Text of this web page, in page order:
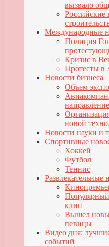
вызвало
Российские
Международные
Полиция
Кризис в
Протесты в
Новости бизнеса
Объем
направление
новой
Новости науки и
Спортивные
Хоккей
Футбол
Теннис
Развлекательные
клип
Вышел
певицы
Видео дня:
событий